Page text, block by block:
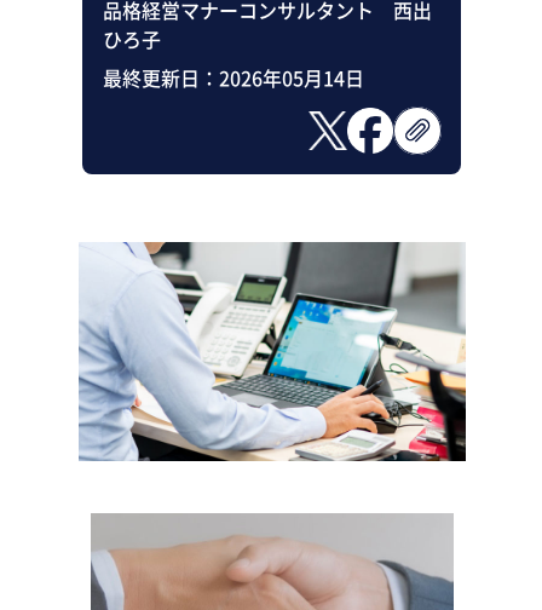
品格経営マナーコンサルタント 西出
ひろ子
最終更新日： 2026年05月14日